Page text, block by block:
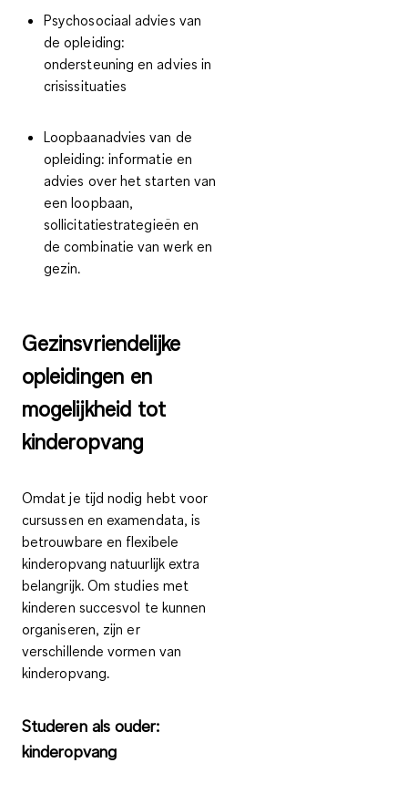
Psychosociaal advies van
de opleiding:
ondersteuning en advies in
crisissituaties
Loopbaanadvies van de
opleiding: informatie en
advies over het starten van
een loopbaan,
sollicitatiestrategieën en
de combinatie van werk en
gezin.
Gezinsvriendelijke
opleidingen en
mogelijkheid tot
kinderopvang
Omdat je tijd nodig hebt voor
cursussen en examendata, is
betrouwbare en flexibele
kinderopvang natuurlijk extra
belangrijk. Om studies met
kinderen succesvol te kunnen
organiseren, zijn er
verschillende vormen van
kinderopvang.
Studeren als ouder:
kinderopvang